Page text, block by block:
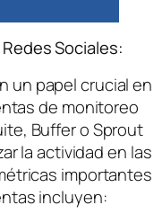
Sociales:
un papel crucial en
de monitoreo
Buffer o Sprout
la actividad en las
importantes
incluyen: